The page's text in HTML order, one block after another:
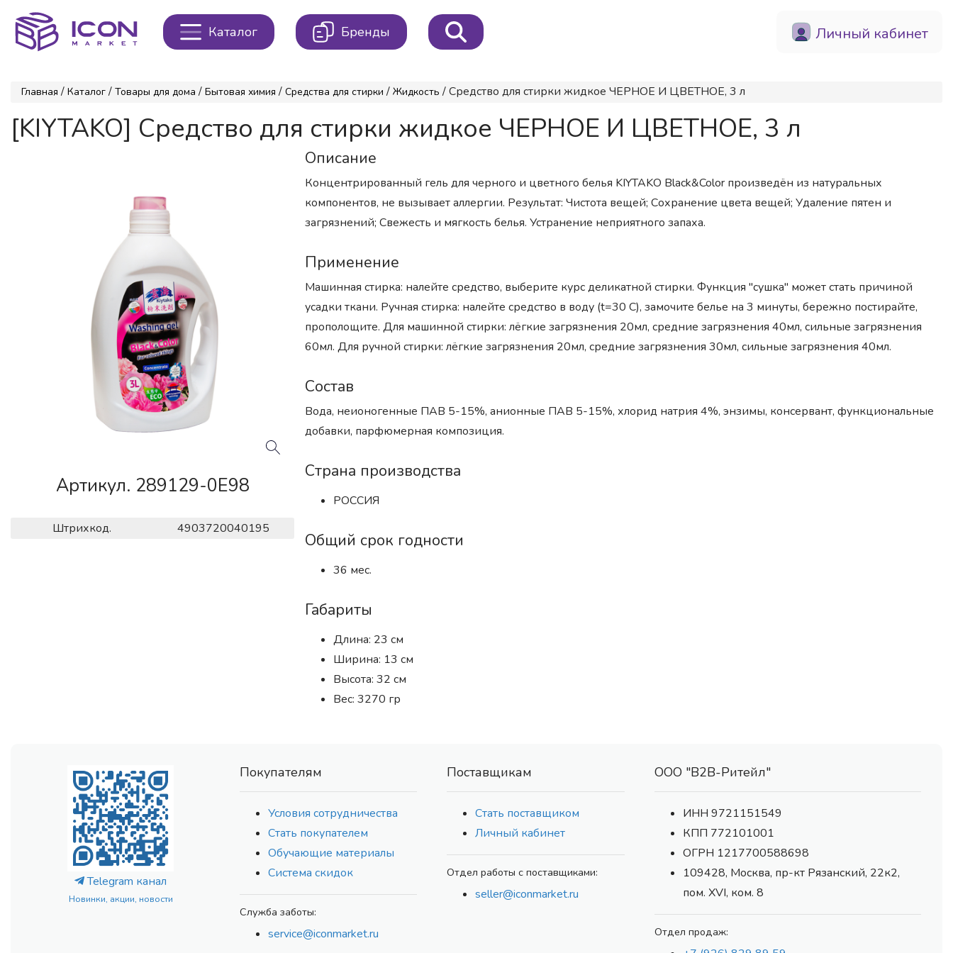
Каталог Бренды Личный кабинет
Главная / Каталог / Товары для дома / Бытовая химия / Средства для стирки / Жидкость / Средство для стирки жидкое ЧЕРНОЕ И ЦВЕТНОЕ, 3 л
[KIYTAKO] Средство для стирки жидкое ЧЕРНОЕ И ЦВЕТНОЕ, 3 л
Артикул. 289129-0E98
Штрихкод. 4903720040195
Описание
Концентрированный гель для черного и цветного белья KIYTAKO Black&Color произведён из натуральных
компонентов, не вызывает аллергии. Результат: Чистота вещей; Сохранение цвета вещей; Удаление пятен и
загрязнений; Свежесть и мягкость белья. Устранение неприятного запаха.
Применение
Машинная стирка: налейте средство, выберите курс деликатной стирки. Функция "сушка" может стать причиной
усадки ткани. Ручная стирка: налейте средство в воду (t=30 С), замочите белье на 3 минуты, бережно постирайте,
прополощите. Для машинной стирки: лёгкие загрязнения 20мл, средние загрязнения 40мл, сильные загрязнения
60мл. Для ручной стирки: лёгкие загрязнения 20мл, средние загрязнения 30мл, сильные загрязнения 40мл.
Состав
Вода, неионогенные ПАВ 5-15%, анионные ПАВ 5-15%, хлорид натрия 4%, энзимы, консервант, функциональные
добавки, парфюмерная композиция.
Страна производства
РОССИЯ
Общий срок годности
36 мес.
Габариты
Длина: 23 см
Ширина: 13 см
Высота: 32 см
Вес: 3270 гр
Telegram канал
Новинки, акции, новости
Покупателям
Условия сотрудничества
Стать покупателем
Обучающие материалы
Система скидок
Служба заботы:
service@iconmarket.ru
Поставщикам
Стать поставщиком
Личный кабинет
Отдел работы с поставщиками:
seller@iconmarket.ru
ООО "В2В-Ритейл"
ИНН 9721151549
КПП 772101001
ОГРН 1217700588698
109428, Москва, пр-кт Рязанский, 22к2,
пом. XVI, ком. 8
Отдел продаж: